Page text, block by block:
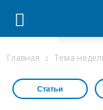
Главная Тема
Статьи